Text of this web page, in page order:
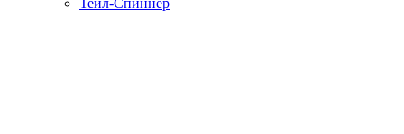
Тейл-Спиннер